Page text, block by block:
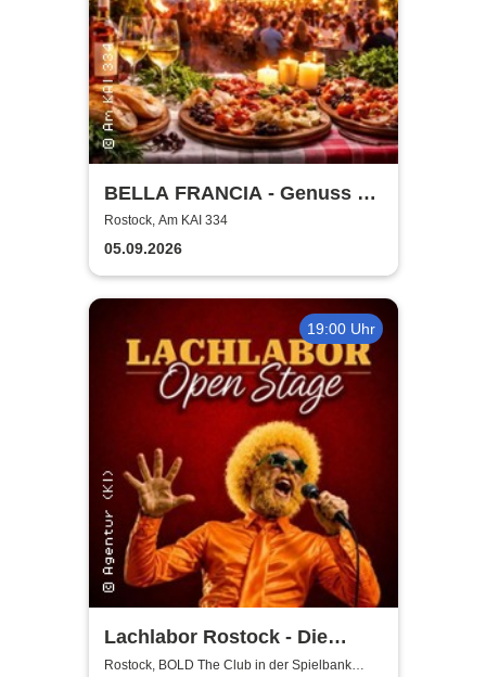
BELLA FRANCIA - Genuss &
Kultur Rostock
Rostock, Am KAI 334
05.09.2026
19:00 Uhr
Lachlabor Rostock - Die
Comedy-Testbühne im BOLD
Rostock, BOLD The Club in der Spielbank